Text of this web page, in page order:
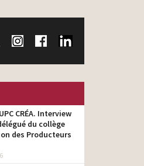
CRÉA. Interview
du collège
des Producteurs